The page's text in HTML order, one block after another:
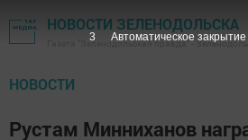
НОВОСТИ ЗЕЛЕНОДОЛЬСКА
Газета "Зеленодольская правда" -
НОВОСТИ
Рустам Минниханов
3 Автоматическое